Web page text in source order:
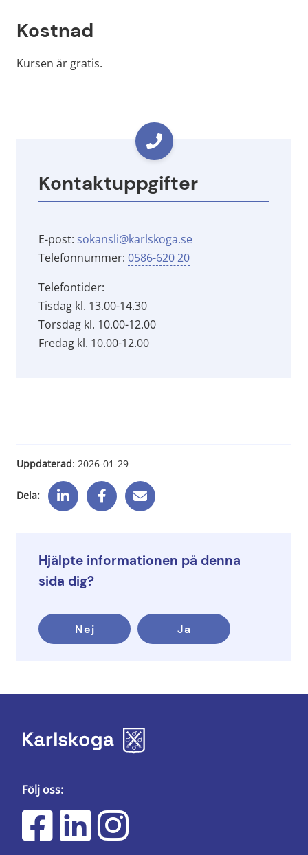
Kostnad
Kursen är gratis.
Kontaktuppgifter
E-post: sokansli@karlskoga.se
Telefonnummer: 0586-620 20
Telefontider:
Tisdag kl. 13.00-14.30
Torsdag kl. 10.00-12.00
Fredag kl. 10.00-12.00
Uppdaterad: 2026-01-29
Dela:
Hjälpte informationen på denna
sida dig?
Nej Ja
Följ oss: